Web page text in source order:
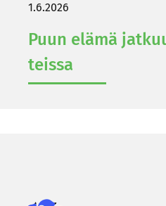
1.6.2026
Puun elämä
teis­sa